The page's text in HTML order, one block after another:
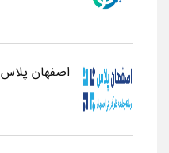
اصفهان پلاس